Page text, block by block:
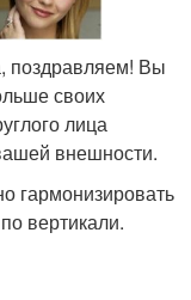
поздравляем! Вы
своих
лица
внешности.
гармонизировать
вертикали.